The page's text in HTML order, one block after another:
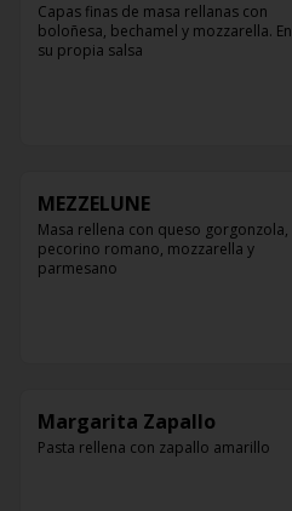
Capas finas de masa rellanas con
boloñesa, bechamel y mozzarella. En
su propia salsa
MEZZELUNE
Masa rellena con queso gorgonzola,
pecorino romano, mozzarella y
parmesano
Margarita Zapallo
Pasta rellena con zapallo amarillo